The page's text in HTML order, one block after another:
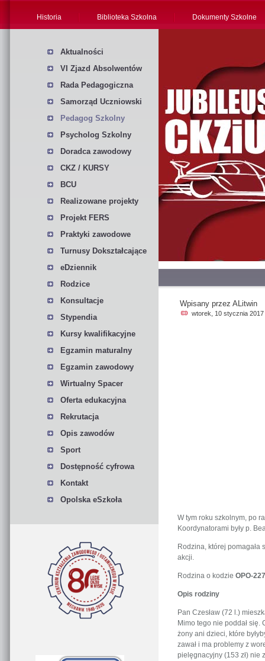
Historia Biblioteka Szkolna Dokumenty Szkolne
Aktualności
VI Zjazd Absolwentów
Rada Pedagogiczna
Samorząd Uczniowski
Pedagog Szkolny
Psycholog Szkolny
Doradca zawodowy
CKZ / KURSY
BCU
Realizowane projekty
Projekt FERS
Praktyki zawodowe
Turnusy Dokształcające
eDziennik
Rodzice
Konsultacje
Stypendia
Kursy kwalifikacyjne
Egzamin maturalny
Egzamin zawodowy
Wirtualny Spacer
Oferta edukacyjna
Rekrutacja
Opis zawodów
Sport
Dostępność cyfrowa
Kontakt
Opolska eSzkoła
Wpisany przez ALitwin
wtorek, 10 stycznia 2017
W tym roku szkolnym, po
Koordynatorami były p.
Rodzina, której pomagała
akcji.
Rodzina o kodzie OPO-
Opis rodziny
Pan Czesław (72 l.)
Mimo tego nie poddał się.
żony ani dzieci, które
zawał i ma problemy z
pielęgnacyjny (153 zł) nie